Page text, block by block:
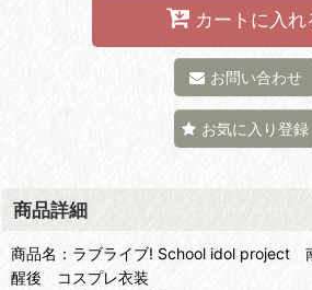
カートに入れ
お問い合わせ
お気に入り登録
商品詳細
商品名：ラブライブ! School idol
醒後 コスプレ衣装